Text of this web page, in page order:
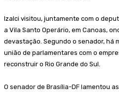
Izalci visitou, juntamente com o
a Vila Santo Operário, em Canoas,
devastação. Segundo o senador, há
união de parlamentares com o
reconstruir o Rio Grande do Sul.
O senador de Brasília-DF lamentou